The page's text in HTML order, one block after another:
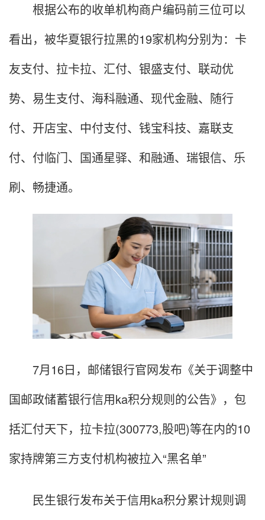
根据公布的收单机构商户编码前三位可以
看出，被华夏银行拉黑的19家机构分别为：卡
友支付、拉卡拉、汇付、银盛支付、联动优
势、易生支付、海科融通、现代金融、随行
付、开店宝、中付支付、钱宝科技、嘉联支
付、付临门、国通星驿、和融通、瑞银信、乐
刷、畅捷通。
7月16日，邮储银行官网发布《关于调整中
国邮政储蓄银行信用ka积分规则的公告》，包
括汇付天下，拉卡拉(300773,股吧)等在内的10
家持牌第三方支付机构被拉入“黑名单”
民生银行发布关于信用ka积分累计规则调